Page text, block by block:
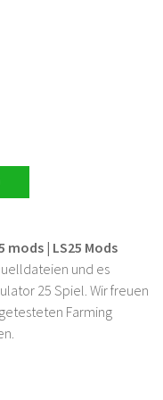
| LS25 Mods
und es
25 Spiel. Wir freuen
Farming